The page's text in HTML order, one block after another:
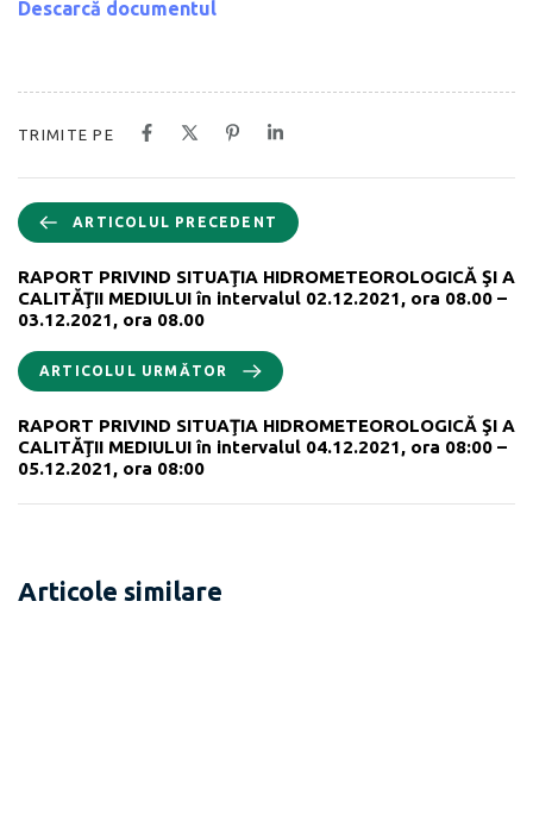
Descarcă documentul
TRIMITE PE
ARTICOLUL PRECEDENT
RAPORT PRIVIND SITUAŢIA HIDROMETEOROLOGICĂ ŞI A
CALITĂŢII MEDIULUI în intervalul 02.12.2021, ora 08.00 –
03.12.2021, ora 08.00
ARTICOLUL URMĂTOR
RAPORT PRIVIND SITUAŢIA HIDROMETEOROLOGICĂ ŞI A
CALITĂŢII MEDIULUI în intervalul 04.12.2021, ora 08:00 –
05.12.2021, ora 08:00
Articole similare